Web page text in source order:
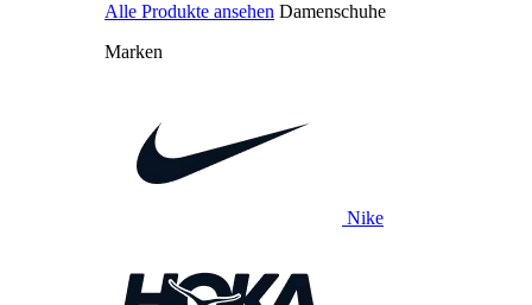
Alle Produkte ansehen Damenschuhe
Marken
Nike